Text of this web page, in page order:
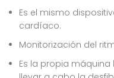
Es el mismo
cardíaco.
Monitorización del
Es la propia